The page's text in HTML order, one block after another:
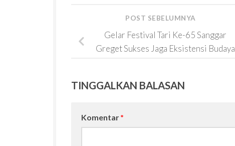
POST SEBELUMNYA
Gelar Festival Tari Ke-65 Sanggar
Greget Sukses Jaga Eksistensi Budaya
TINGGALKAN BALASAN
Komentar *